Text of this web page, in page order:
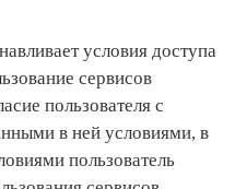
условия доступа
сервисов
пользователя с
в ней условиями, в
пользователь